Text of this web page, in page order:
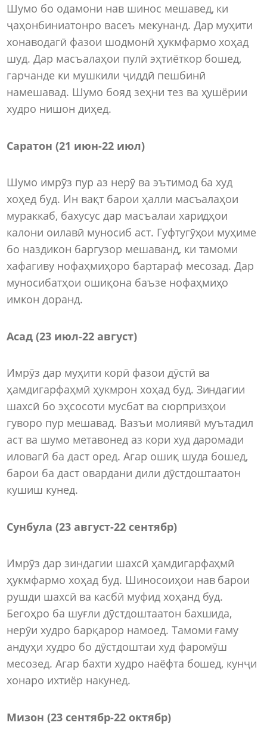
Шумо бо одамони нав шинос мешавед, ки
ҷаҳонбиниатонро васеъ мекунанд. Дар муҳити
хонаводагӣ фазои шодмонӣ ҳукмфармо хоҳад
шуд. Дар масъалаҳои пулӣ эҳтиёткор бошед,
гарчанде ки мушкили ҷиддӣ пешбинӣ
намешавад. Шумо бояд зеҳни тез ва ҳушёрии
худро нишон диҳед.
Саратон (21 июн-22 июл)
Шумо имрӯз пур аз нерӯ ва эътимод ба худ
хоҳед буд. Ин вақт барои ҳалли масъалаҳои
мураккаб, бахусус дар масъалаи харидҳои
калони оилавӣ муносиб аст. Гуфтугӯҳои муҳиме
бо наздикон баргузор мешаванд, ки тамоми
хафагиву нофаҳмиҳоро бартараф месозад. Дар
муносибатҳои ошиқона баъзе нофаҳмиҳо
имкон доранд.
Асад (23 июл-22 август)
Имрӯз дар муҳити корӣ фазои дӯстӣ ва
ҳамдигарфаҳмӣ ҳукмрон хоҳад буд. Зиндагии
шахсӣ бо эҳсосоти мусбат ва сюрпризҳои
гуворо пур мешавад. Вазъи молиявӣ муътадил
аст ва шумо метавонед аз кори худ даромади
иловагӣ ба даст оред. Агар ошиқ шуда бошед,
барои ба даст овардани дили дӯстдоштаатон
кушиш кунед.
Сунбула (23 август-22 сентябр)
Имрӯз дар зиндагии шахсӣ ҳамдигарфаҳмӣ
ҳукмфармо хоҳад буд. Шиносоиҳои нав барои
рушди шахсӣ ва касбӣ муфид хоҳанд буд.
Бегоҳро ба шуғли дӯстдоштаатон бахшида,
нерӯи худро барқарор намоед. Тамоми ғаму
андуҳи худро бо дӯстдоштаи худ фаромӯш
месозед. Агар бахти худро наёфта бошед, кунҷи
хонаро ихтиёр накунед.
Мизон (23 сентябр-22 октябр)